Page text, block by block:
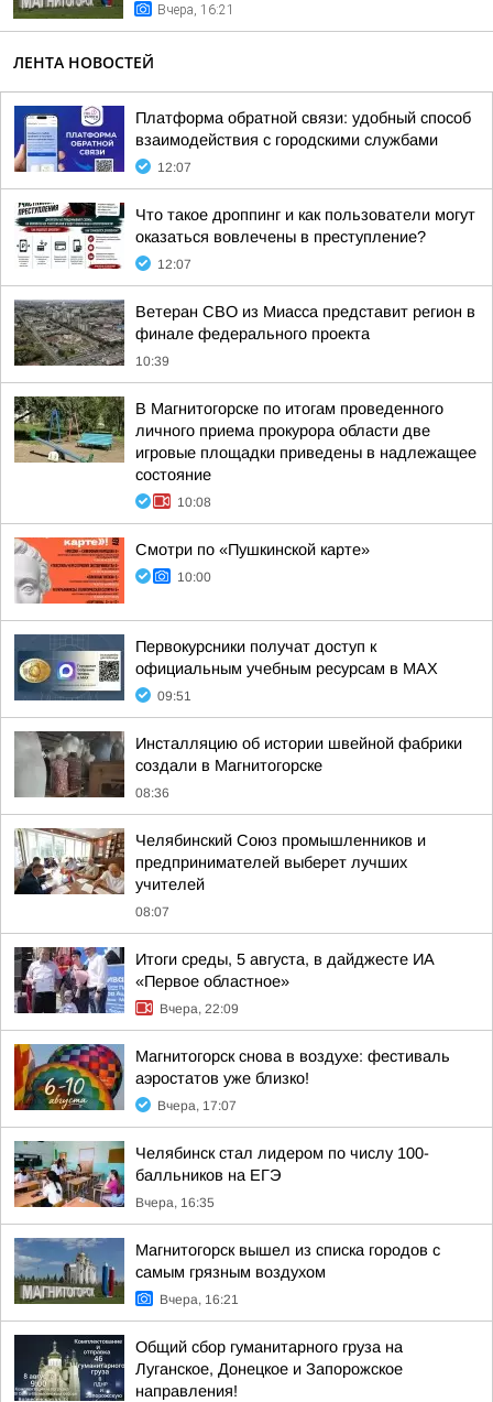
Вчера, 16:21
ЛЕНТА НОВОСТЕЙ
Платформа обратной связи: удобный способ
взаимодействия с городскими службами
12:07
Что такое дроппинг и как пользователи могут
оказаться вовлечены в преступление?
12:07
Ветеран СВО из Миасса представит регион в
финале федерального проекта
10:39
В Магнитогорске по итогам проведенного
личного приема прокурора области две
игровые площадки приведены в надлежащее
состояние
10:08
Смотри по «Пушкинской карте»
10:00
Первокурсники получат доступ к
официальным учебным ресурсам в MAX
09:51
Инсталляцию об истории швейной фабрики
создали в Магнитогорске
08:36
Челябинский Союз промышленников и
предпринимателей выберет лучших
учителей
08:07
Итоги среды, 5 августа, в дайджесте ИА
«Первое областное»
Вчера, 22:09
Магнитогорск снова в воздухе: фестиваль
аэростатов уже близко!
Вчера, 17:07
Челябинск стал лидером по числу 100-
балльников на ЕГЭ
Вчера, 16:35
Магнитогорск вышел из списка городов с
самым грязным воздухом
Вчера, 16:21
Общий сбор гуманитарного груза на
Луганское, Донецкое и Запорожское
направления!